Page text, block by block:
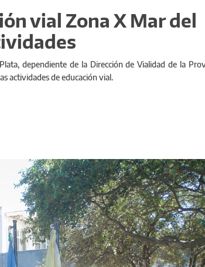
vial Zona X Mar del
dependiente de la Dirección de Vialidad de la
actividades de educación vial.